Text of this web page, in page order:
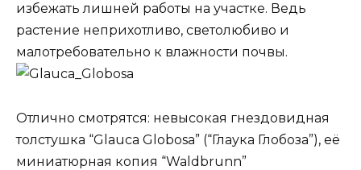
избежать лишней работы на участке. Ведь
растение неприхотливо, светолюбиво и
малотребовательно к влажности почвы.
Отлично смотрятся: невысокая гнездовидная
толстушка “Glauca Globosa” (“Глаука Глобоза”), её
миниатюрная копия “Waldbrunn”